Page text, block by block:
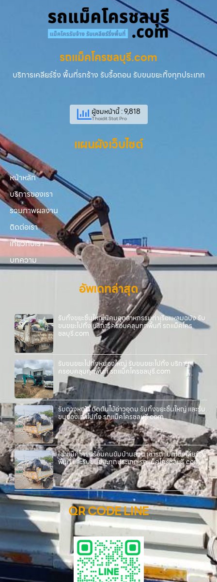
รถแม็คโครชลบุรี.com
บริการเคลียร์ริ่ง พื้นที่รกร้าง รับรื้อถอน รับขนขยะทิ้งทุกประเภท
ผู้ชมหน้านี้ : 9,818
Thaidit Stat Pro
แผนผังเว็บไซต์
หน้าหลัก
บริการของเรา
รวมภาพผลงาน
ติดต่อเรา
เกี่ยวกับเรา
บทความ
อัพเดทล่าสุด
รับทิ้งขยะชิ้นใหญ่นิคมอุตสาหกรรมท่าเรือแหลมฉบัง รับ
ขนขยะไปทิ้ง บริการครอบคลุมทุกพื้นที่ รถแม็คโคร
ชลบุรี.com
รับขนขยะไปทิ้งหนองใหญ่ รับขนขยะไปทิ้ง บริการ
ครอบคลุมทุกพื้นที่ รถแม็คโครชลบุรี.com
รับถางหญ้า ตัดต้นไม้อ่าวอุดม รับทิ้งขยะชิ้นใหญ่ และรับ
ขนของเก่าไปทิ้ง รถแม็คโครชลบุรี.com
เช่าแม็คโครพร้อมคนขับบ้านสวน เช่ารถแบคโฮเคลียร์ริ่ง
พื้นที่ และรับขนขยะทุกประเภท รถแม็คโครชลบุรี.com
QR CODE LINE